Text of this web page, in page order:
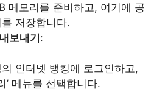
메모리를 준비하고, 여기에 공
저장합니다.
보내기:
인터넷 뱅킹에 로그인하고,
’ 메뉴를 선택합니다.